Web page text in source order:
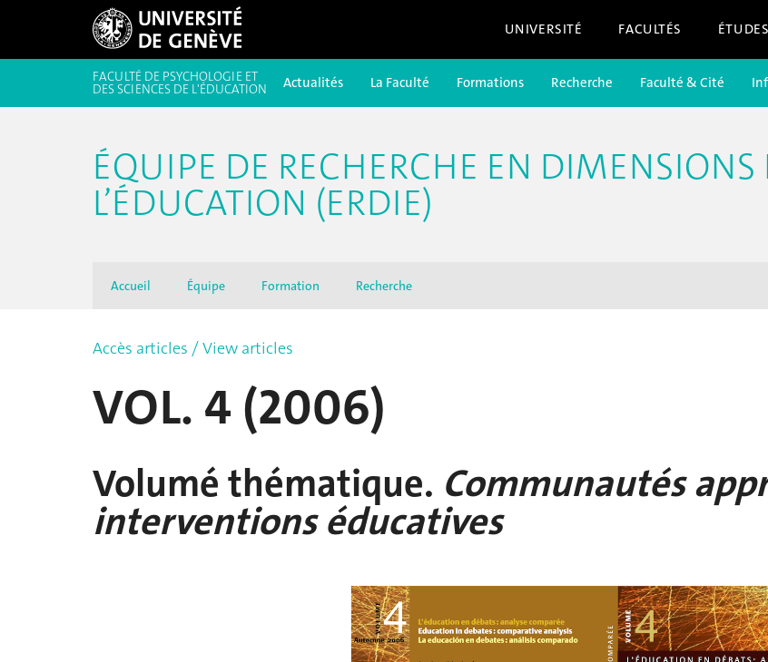
UNIVERSITÉ FACULTÉS ÉTUDES
FACULTÉ DE PSYCHOLOGIE ET
DES SCIENCES DE L'ÉDUCATION Actualités La Faculté Formations Recherche Faculté & Cité
ÉQUIPE DE RECHERCHE EN
L’ÉDUCATION (ERDIE)
Accueil Équipe Formation Recherche
Accès articles / View articles
VOL. 4 (2006)
Volumé thématique. Communautés
interventions éducatives